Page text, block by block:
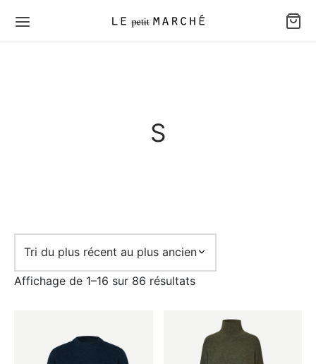
S
Affichage de 1–16 sur 86 résultatsTrié
récent
au